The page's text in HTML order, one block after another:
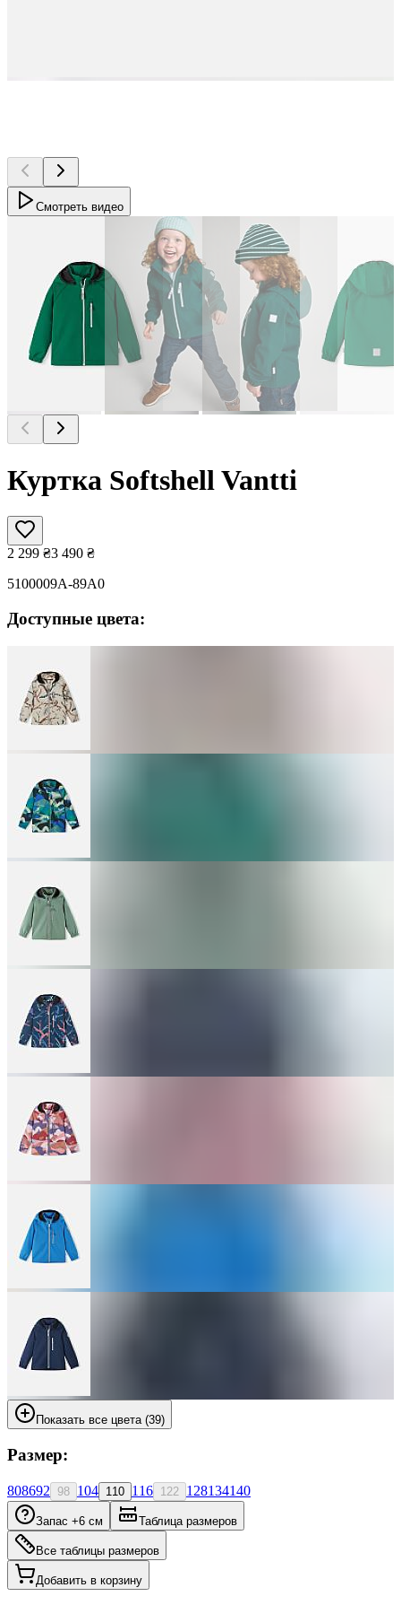
Смотреть видео
Куртка Softshell Vantti
2 299 ₴3 490 ₴
5100009A-89A0
Доступные цвета:
Показать все цвета (39)
Размер:
808692 98 104 110 116 122 128134140
Запас +6 см Таблица размеров
Все таблицы размеров
Добавить в корзину